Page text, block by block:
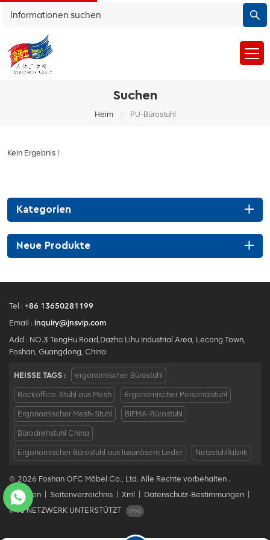
Suchen
Heim / PU-Bürostuhl
Kein Ergebnis !
Kategorien
Neue Produkte
Tel : +86 13650281199
Email : inquiry@jnsvip.com
Add : NO.3 TengHu Road,Dazha Lihu Industrial Area, Lecong Town,
Foshan, Guangdong, China
HEISSE TAGS : ergonomischer Bürostuhl
Backoffice-Stuhl aus Mesh Ergonomischer Personalstuhl
Ergonomischer Mesh-Stuhl BIFMA-Bürostuhl
Bürodrehstuhl China
Ergonomischer Bürostuhl aus luxuriösem Leder Netzstuhlfabrik
© 2026 Foshan OFC Möbel Co., Ltd. Alle Rechte vorbehalten .
Bloggen
Seitenverzeichnis Xml Datenschutz-Bestimmungen
IPv6 NETZWERK UNTERSTÜTZT